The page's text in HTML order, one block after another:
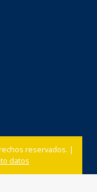
reservados. |
datos